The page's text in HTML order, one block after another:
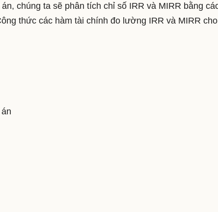
chúng ta sẽ phân tích chỉ số IRR và MIRR bằng
thức các hàm tài chính đo lường IRR và MIRR